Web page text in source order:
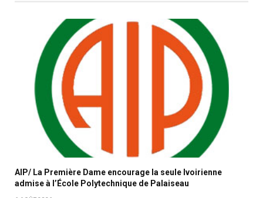
AIP/ La Première Dame encourage la seule Ivoirienne
admise à l’École Polytechnique de Palaiseau